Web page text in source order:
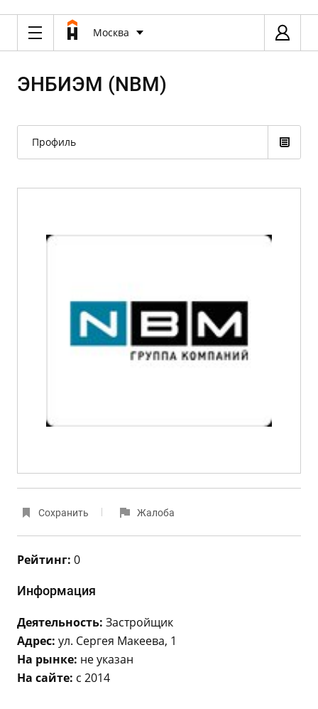
Москва
ЭНБИЭМ (NBM)
Профиль
Сохранить Жалоба
Рейтинг: 0
Информация
Деятельность: Застройщик
Адрес: ул. Сергея Макеева, 1
На рынке: не указан
На сайте: с 2014